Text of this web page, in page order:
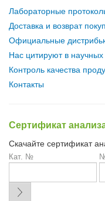
Лабораторные
Доставка и возврат
Официальные
Нас цитируют в
Контроль качества
Контакты
Сертификат
Скачайте сертификат
Кат. №